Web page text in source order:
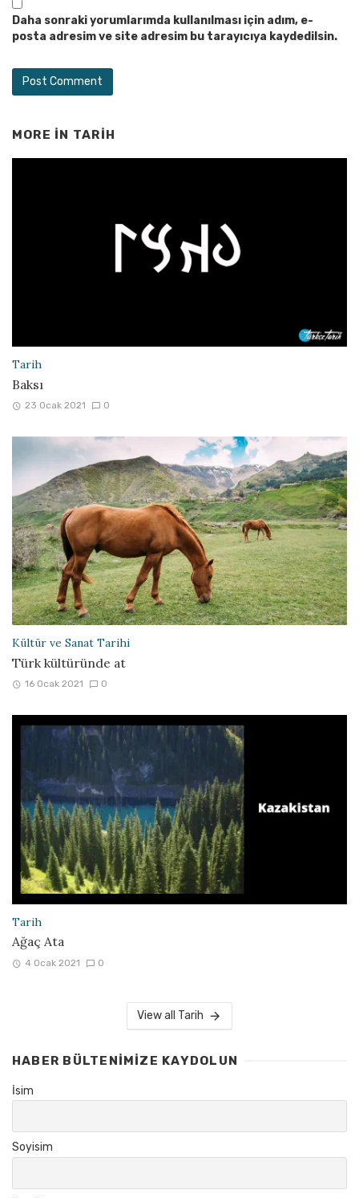
Daha sonraki yorumlarımda kullanılması için adım, e-
posta adresim ve site adresim bu tarayıcıya kaydedilsin.
MORE IN TARIH
Tarih
Baksı
23 Ocak 2021 0
Kültür ve Sanat Tarihi
Türk kültüründe at
16 Ocak 2021 0
Tarih
Ağaç Ata
4 Ocak 2021 0
View all Tarih
HABER BÜLTENIMIZE KAYDOLUN
İsim
Soyisim